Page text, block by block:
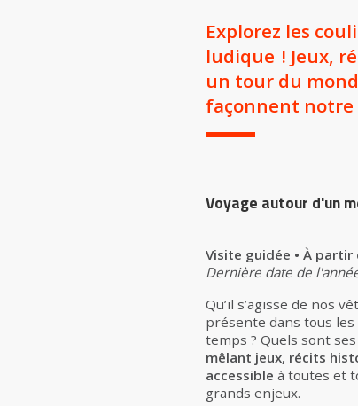
Explorez les
ludique ! Jeux,
un tour du
façonnent
Voyage autour d'un
Visite guidée • À partir
Dernière date de
Qu’il s’agisse de nos
présente dans tous les
temps ? Quels sont
mêlant jeux, récits
accessible à toutes et
grands enjeux.